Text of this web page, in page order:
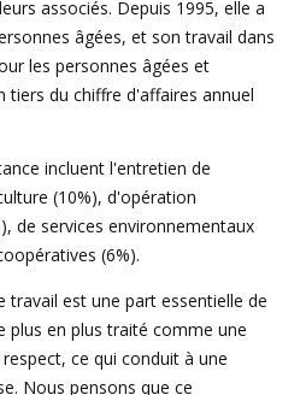
associés. Depuis 1995, elle a
âgées, et son travail dans
les personnes âgées et
tiers du chiffre d'affaires annuel
incluent l'entretien de
(10%), d'opération
de services environnementaux
(6%).
travail est une part essentielle de
plus en plus traité comme une
ce qui conduit à une
Nous pensons que ce